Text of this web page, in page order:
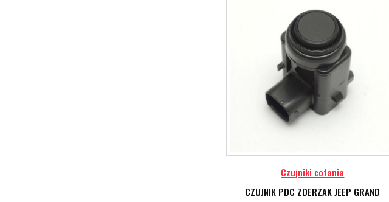
Czujniki cofania
CZUJNIK PDC ZDERZAK JEEP GRAND